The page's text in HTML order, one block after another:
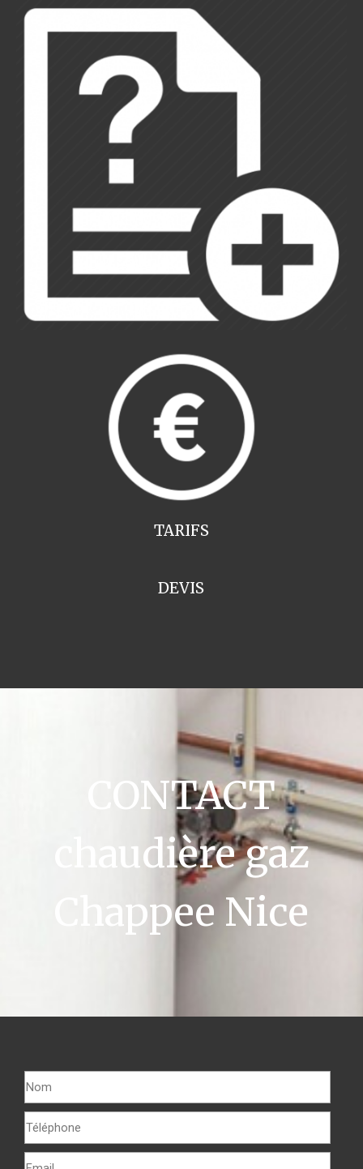
TARIFS
DEVIS
CONTACT
chaudière gaz
Chappee Nice